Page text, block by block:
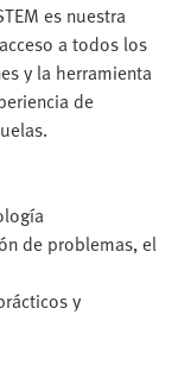
es nuestra
a todos los
y la herramienta
de
de problemas, el
y